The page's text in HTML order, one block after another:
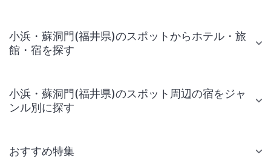
小浜・蘇洞門(福井県)のスポットからホテル・旅
館・宿を探す
小浜・蘇洞門(福井県)のスポット周辺の宿をジャ
ンル別に探す
おすすめ特集